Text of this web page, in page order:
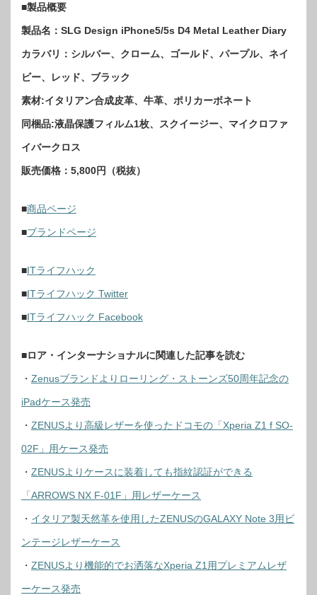
■製品概要
製品名：SLG Design iPhone5/5s D4 Metal Leather Diary
カラバリ：シルバー、クローム、ゴールド、パープル、ネイ
ビー、レッド、ブラック
素材:イタリアン合成皮革、牛革、ポリカーボネート
同梱品:液晶保護フィルム1枚、スクイージー、マイクロファ
イバークロス
販売価格：5,800円（税抜）
■商品ページ
■ブランドページ
■ITライフハック
■ITライフハック Twitter
■ITライフハック Facebook
■ロア・インターナショナルに関連した記事を読む
・ Zenusブランドよりローリング・ストーンズ50周年記念の
iPadケース発売
・ ZENUSより高級レザーを使ったドコモの「Xperia Z1 f SO-
02F」用ケース発売
・ ZENUSよりケースに装着しても指紋認証ができる
「ARROWS NX F-01F」用レザーケース
・ イタリア製天然革を使用したZENUSのGALAXY Note 3用ビ
ンテージレザーケース
・ ZENUSより機能的でお洒落なXperia Z1用プレミアムレザ
ーケース発売